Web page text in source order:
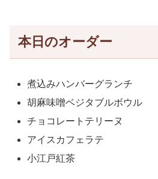
本日のオーダー
煮込みハンバーグランチ
胡麻味噌ベジタブルボウル
チョコレートテリーヌ
アイスカフェラテ
小江戸紅茶